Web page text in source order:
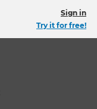
Sign in
Try it for free!